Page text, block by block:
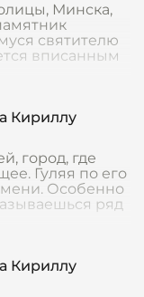
Минска,
святителю
вписанным
Кириллу
город, где
Гуляя по его
Особенно
ряд
Кириллу